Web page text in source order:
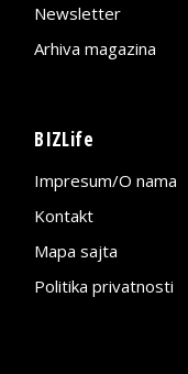
Newsletter
Arhiva magazina
BIZLife
Impresum/O nama
Kontakt
Mapa sajta
Politika privatnosti